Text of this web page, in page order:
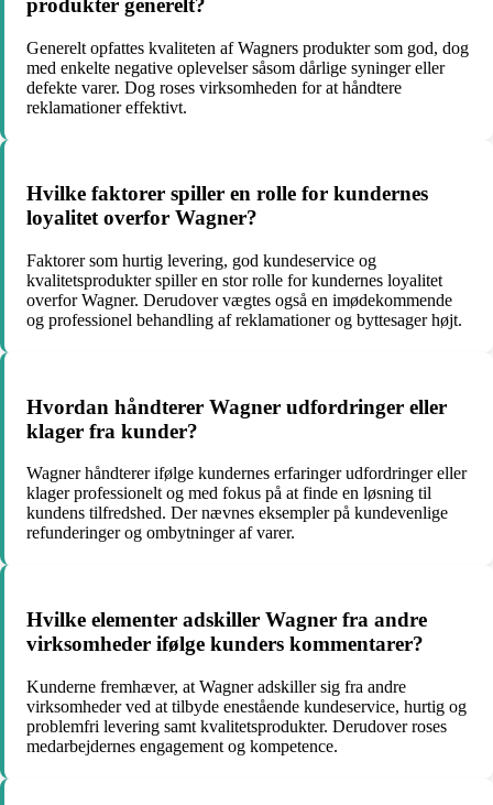
produkter generelt?
Generelt opfattes kvaliteten af Wagners produkter som god, dog
med enkelte negative oplevelser såsom dårlige syninger eller
defekte varer. Dog roses virksomheden for at håndtere
reklamationer effektivt.
Hvilke faktorer spiller en rolle for kundernes
loyalitet overfor Wagner?
Faktorer som hurtig levering, god kundeservice og
kvalitetsprodukter spiller en stor rolle for kundernes loyalitet
overfor Wagner. Derudover vægtes også en imødekommende
og professionel behandling af reklamationer og byttesager højt.
Hvordan håndterer Wagner udfordringer eller
klager fra kunder?
Wagner håndterer ifølge kundernes erfaringer udfordringer eller
klager professionelt og med fokus på at finde en løsning til
kundens tilfredshed. Der nævnes eksempler på kundevenlige
refunderinger og ombytninger af varer.
Hvilke elementer adskiller Wagner fra andre
virksomheder ifølge kunders kommentarer?
Kunderne fremhæver, at Wagner adskiller sig fra andre
virksomheder ved at tilbyde enestående kundeservice, hurtig og
problemfri levering samt kvalitetsprodukter. Derudover roses
medarbejdernes engagement og kompetence.